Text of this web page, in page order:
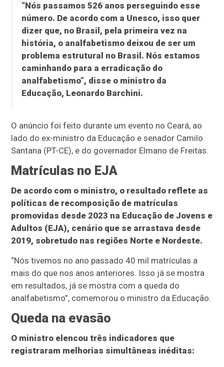
“Nós passamos 526 anos perseguindo esse
número. De acordo com a Unesco, isso quer
dizer que, no Brasil, pela primeira vez na
história, o analfabetismo deixou de ser um
problema estrutural no Brasil. Nós estamos
caminhando para a erradicação do
analfabetismo”, disse o ministro da
Educação, Leonardo Barchini.
O anúncio foi feito durante um evento no Ceará, ao
lado do ex-ministro da Educação e senador Camilo
Santana (PT-CE), e do governador Elmano de Freitas.
Matrículas no EJA
De acordo com o ministro, o resultado reflete as
políticas de recomposição de matrículas
promovidas desde 2023 na Educação de Jovens e
Adultos (EJA), cenário que se arrastava desde
2019, sobretudo nas regiões Norte e Nordeste.
“Nós tivemos no ano passado 40 mil matrículas a
mais do que nos anos anteriores. Isso já se mostra
em resultados, já se mostra com a queda do
analfabetismo”, comemorou o ministro da Educação.
Queda na evasão
O ministro elencou três indicadores que
registraram melhorias simultâneas inéditas: